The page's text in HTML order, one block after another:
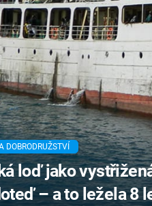
MARIE TEREZIE
NAPOLEON
BONAPARTE
BRITSKÁ
KRÁLOVSKÁ
RODINA
DOBRODRUŽSTVÍ
loď jako
– a to ležela 8